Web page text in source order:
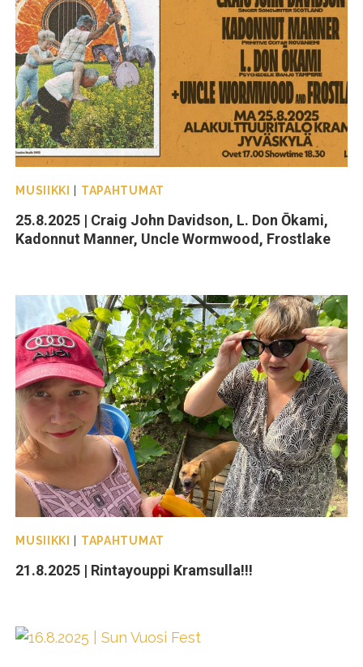
MUSIIKKI TAPAHTUMAT
25.8.2025 | Craig John Davidson, L. Don Ōkami,
Kadonnut Manner, Uncle Wormwood, Frostlake
MUSIIKKI | TAPAHTUMAT
21.8.2025 | Rintayouppi Kramsulla!!!